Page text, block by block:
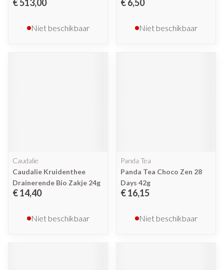
€ 513,00
Niet beschikbaar
€ 6,50
Niet beschikbaar
Caudalie
Caudalie Kruidenthee
Drainerende Bio Zakje 24g
€ 14,40
Niet beschikbaar
Panda Tea
Panda Tea Choco Zen 28
Days 42g
€ 16,15
Niet beschikbaar